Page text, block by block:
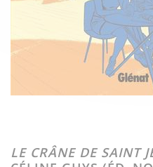
LE CRÂNE DE SAINT